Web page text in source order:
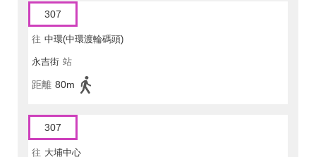
307
往 中環(中環渡輪碼頭)
永吉街 站
距離 80m
307
往 大埔中心